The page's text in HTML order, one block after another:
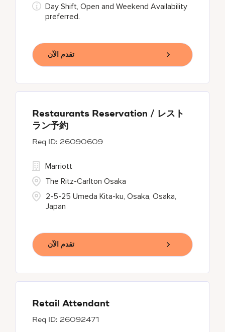
Day Shift, Open and Weekend Availability
preferred.
تقدم الآن
Restaurants Reservation / レスト
ラン予約
26090609
2-5-25 Umeda Kita-ku, Osaka, Osaka,
Japan
Marriott
The Ritz-Carlton Osaka
تقدم الآن
Retail Attendant
26092471